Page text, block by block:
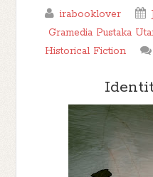
irabooklover
Gramedia Pustaka
Historical Fiction